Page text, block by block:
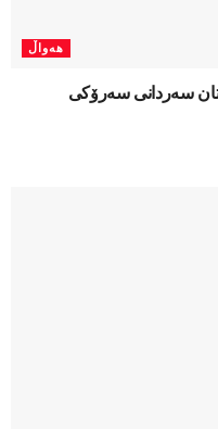
هەواڵ
سەردانی سەرۆکی